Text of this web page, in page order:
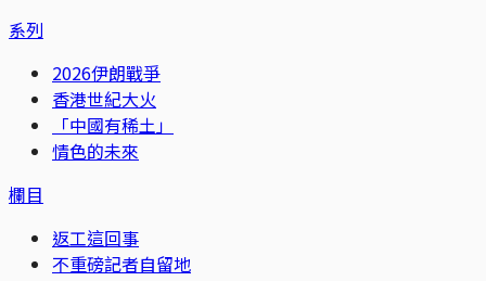
系列
2026伊朗戰爭
香港世紀大火
「中國有稀土」
情色的未來
欄目
返工這回事
不重磅記者自留地